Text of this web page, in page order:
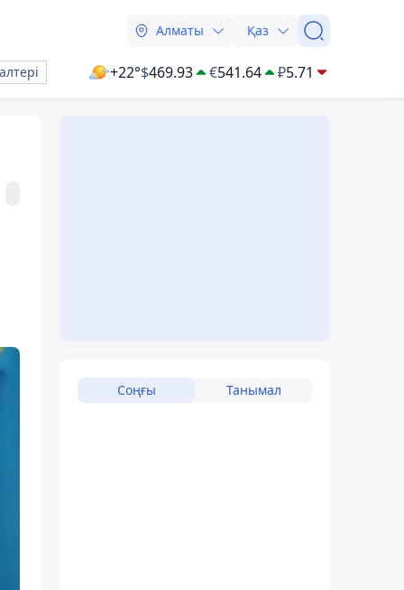
Алматы Қаз
+22°$469.93 €541.64 ₽5.71
Соңғы Танымал